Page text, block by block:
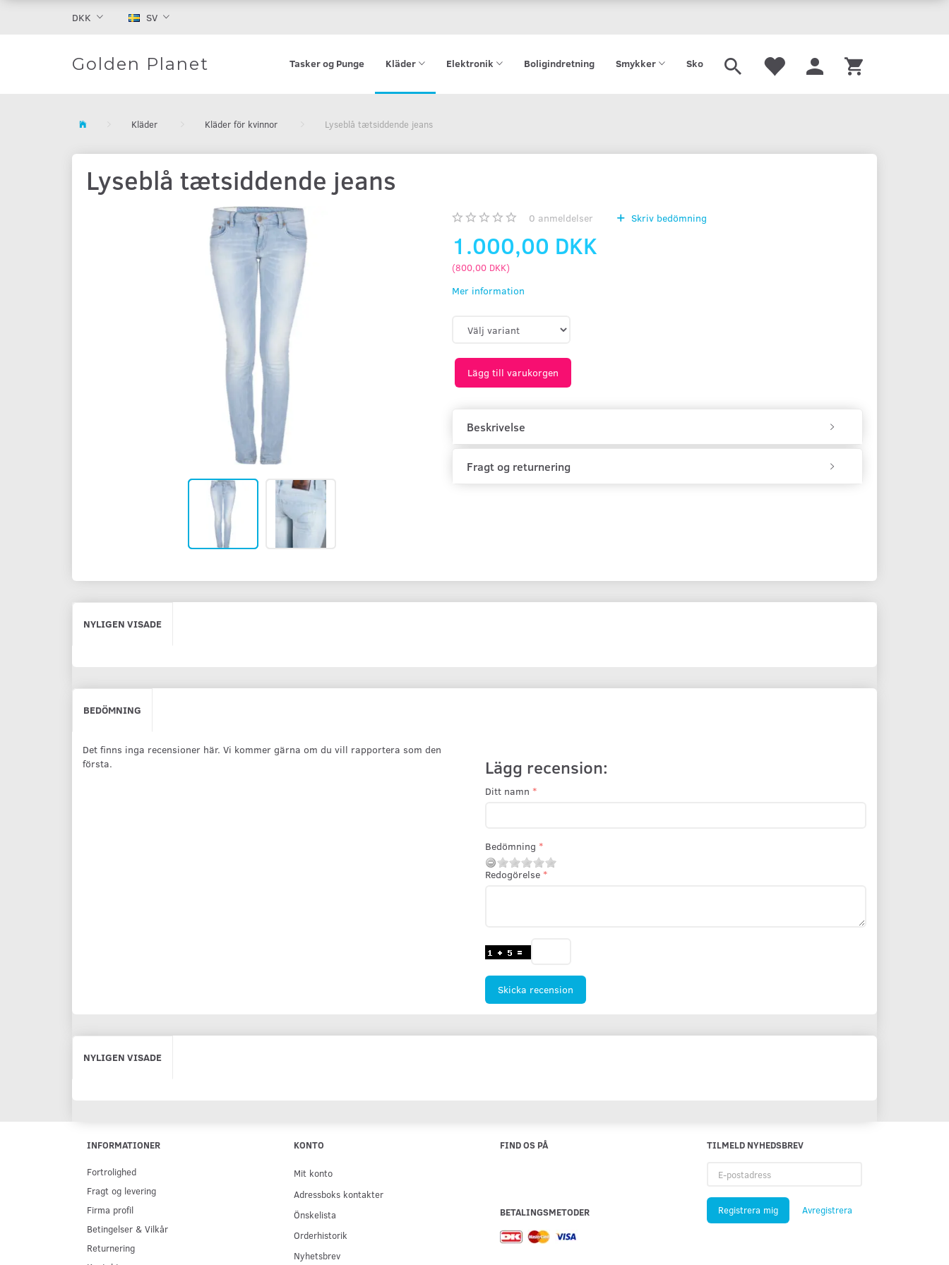
DKK SV
Golden Planet Tasker og Punge Kläder Elektronik Boligindretning Smykker Sko Tilbud
Gavekort
Kläder Kläder för kvinnor Lyseblå tætsiddende jeans
Lyseblå tætsiddende jeans
0 anmeldelser Skriv bedömning
1.000,00 DKK
(800,00 DKK)
Mer information
Lägg till varukorgen
Beskrivelse
Fragt og returnering
NYLIGEN VISADE
BEDÖMNING
Det finns inga recensioner här. Vi kommer gärna om du vill rapportera som den
första.
Lägg recension:
Ditt namn
Bedömning
Redogörelse
Skicka recension
NYLIGEN VISADE
INFORMATIONER
Fortrolighed
Fragt og levering
Firma profil
Betingelser & Vilkår
Returnering
KONTO
Mit konto
Adressboks kontakter
Önskelista
Orderhistorik
Nyhetsbrev
FIND OS PÅ
BETALINGSMETODER
TILMELD NYHEDSBREV
postadress
Registrera mig Avregistrera